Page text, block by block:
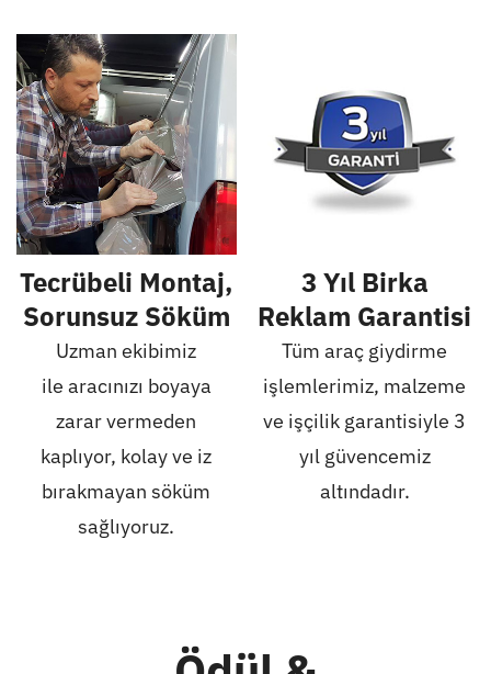
Tecrübeli Montaj,
Sorunsuz Söküm
Uzman ekibimiz
ile aracınızı boyaya
zarar vermeden
kaplıyor, kolay ve iz
bırakmayan söküm
sağlıyoruz.
3 Yıl Birka
Reklam Garantisi
Tüm araç giydirme
işlemlerimiz, malzeme
ve işçilik garantisiyle 3
yıl güvencemiz
altındadır.